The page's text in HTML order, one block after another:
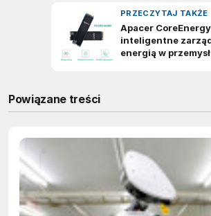
Powiązane treści